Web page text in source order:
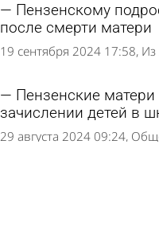
Пензенскому
после смерти матери
19 сентября 2024 17:58 Из
Пензенские
зачислении детей в
29 августа 2024 09:24